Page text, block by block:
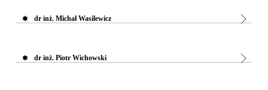
dr inż. Michał Wasilewicz
dr inż. Piotr Wichowski